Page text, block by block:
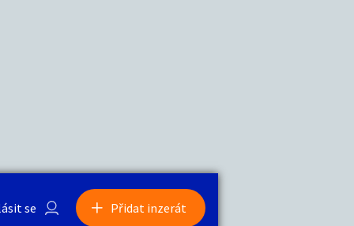
se Přidat inzerát
0/1000